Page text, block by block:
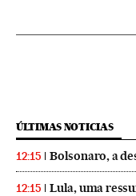
ÚLTIMAS NOTICIAS
12:15 Bolsonaro, a
12:15 Lula, uma